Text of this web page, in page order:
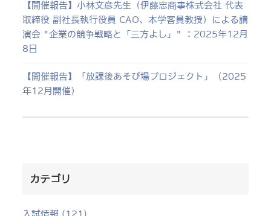
【開催報告】小林文彦先生（伊藤忠商事株式会社 代表
取締役 副社長執行役員 CAO、本学客員教授）による講
演会 "企業の競争戦略と「三方よし」" ：2025年12月
8日
【開催報告】「放課後あそび場プロジェクト」（2025
年12月開催）
カテゴリ
入試情報 (121)